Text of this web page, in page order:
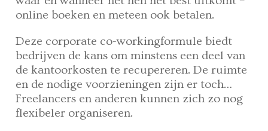
online boeken en meteen ook betalen.
Deze corporate co-workingformule biedt
bedrijven de kans om minstens een deel van
de kantoorkosten te recupereren. De ruimte
en de nodige voorzieningen zijn er toch…
Freelancers en anderen kunnen zich zo nog
flexibeler organiseren.